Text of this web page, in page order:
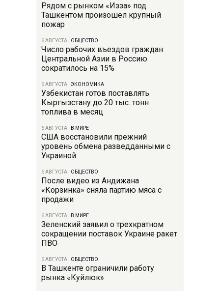
Рядом с рынком «Изза» под
Ташкентом произошел крупный
пожар
6 АВГУСТА ОБЩЕСТВО
Число рабочих въездов граждан
Центральной Азии в Россию
сократилось на 15%
6 АВГУСТА ЭКОНОМИКА
Узбекистан готов поставлять
Кыргызстану до 20 тыс. тонн
топлива в месяц
6 АВГУСТА В МИРЕ
США восстановили прежний
уровень обмена разведданными с
Украиной
6 АВГУСТА ОБЩЕСТВО
После видео из Андижана
«Корзинка» сняла партию мяса с
продажи
6 АВГУСТА В МИРЕ
Зеленский заявил о трехкратном
сокращении поставок Украине ракет
ПВО
6 АВГУСТА ОБЩЕСТВО
В Ташкенте ограничили работу
рынка «Куйлюк»